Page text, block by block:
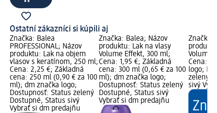
Ostatní zákazníci si kúpili aj
Značka: Balea
PROFESSIONAL; Názov
produktu: Lak na objem
vlasov s keratínom, 250 ml;
Cena: 2,25 €; Základná
cena: 250 ml (0,90 € za 100
ml); dm značka logo;
Dostupnosť: Status zelený
Dostupné, Status sivý
Vybrať si dm predajňu
Značka: Balea; Názov
produktu: Lak na vlasy
Volume Effekt, 300 ml;
Cena: 1,95 €; Základná
cena: 300 ml (0,65 € za 100
ml); dm značka logo;
Dostupnosť: Status zelený
Dostupné, Status sivý
Vybrať si dm predajňu
Značka:
Cena:
logo;
zelený
sivý